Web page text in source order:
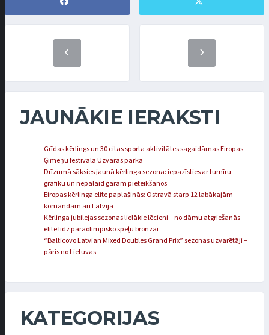
JAUNĀKIE IERAKSTI
Grīdas kērlings un 30 citas sporta aktivitātes sagaidāmas Eiropas
Ģimeņu festivālā Uzvaras parkā
Drīzumā sāksies jaunā kērlinga sezona: iepazīsties ar turnīru
grafiku un nepalaid garām pieteikšanos
Eiropas kērlinga elite paplašinās: Ostravā starp 12 labākajām
komandām arī Latvija
Kērlinga jubilejas sezonas lielākie lēcieni – no dāmu atgriešanās
elitē līdz paraolimpisko spēļu bronzai
“Balticovo Latvian Mixed Doubles Grand Prix” sezonas uzvarētāji –
pāris no Lietuvas
KATEGORIJAS